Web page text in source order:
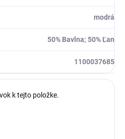
modrá
50% Bavlna; 50% Ľan
1100037685
k tejto položke.